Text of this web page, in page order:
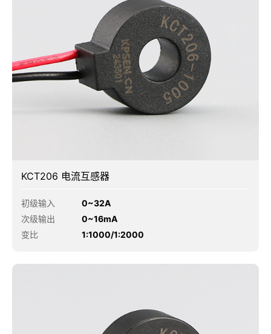
KCT206 电流互感器
初级输入
0~32A
次级输出
0~16mA
变比
1:1000/1:2000